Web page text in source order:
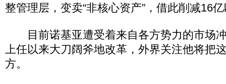
整管理层，变卖“非核心资产”，借此削减16
目前诺基亚遭受着来自各方势力的市场
上任以来大刀阔斧地改革，外界关注他将把
方。